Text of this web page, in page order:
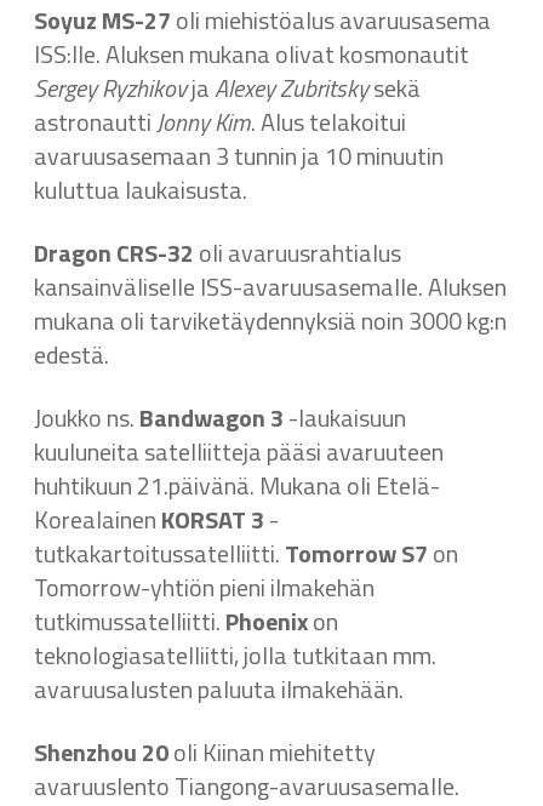
Soyuz MS-27oli miehistöalus avaruusasema
ISS:lle. Aluksen mukana olivat kosmonautit
Sergey RyzhikovjaAlexey Zubritskysekä
astronauttiJonny Kim. Alus telakoitui
avaruusasemaan 3 tunnin ja 10 minuutin
kuluttua laukaisusta.
Dragon CRS-32 oli avaruusrahtialus
kansainväliselle ISS-avaruusasemalle. Aluksen
mukana oli tarviketäydennyksiä noin 3000 kg:n
edestä.
Joukko ns.Bandwagon 3-laukaisuun
kuuluneita satelliitteja pääsi avaruuteen
huhtikuun 21.päivänä. Mukana oli Etelä-
KorealainenKORSAT 3-
tutkakartoitussatelliitti.Tomorrow S7on
Tomorrow-yhtiön pieni ilmakehän
tutkimussatelliitti.Phoenixon
teknologiasatelliitti, jolla tutkitaan mm.
avaruusalusten paluuta ilmakehään.
Shenzhou 20oli Kiinan miehitetty
avaruuslento Tiangong-avaruusasemalle.